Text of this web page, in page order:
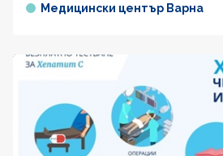
Медицински център Варна